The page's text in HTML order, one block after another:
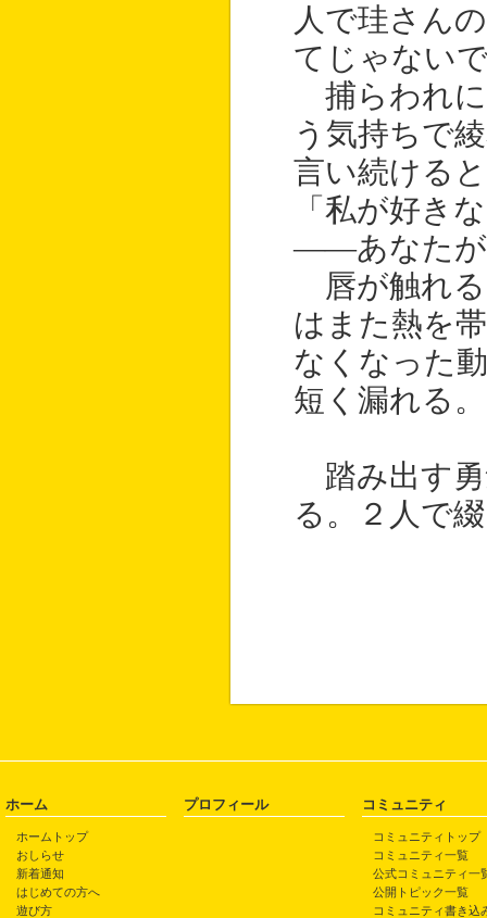
人で珪さん
てじゃない
捕らわれに
う気持ちで
言い続ける
「私が好き
――あなたが
唇が触れる
はまた熱を
なくなった
短く漏れる。
踏み出す勇
る。２人で
ホーム
ホームトップ
おしらせ
新着通知
はじめての方へ
遊び方
プロフィール コミュニティ
コミュニティトップ
コミュニティ一覧
公式コミュニティ一
公開トピック一覧
コミュニティ書き込